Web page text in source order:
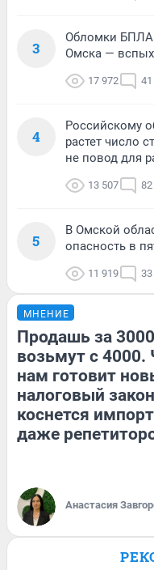
3
Обломки БПЛА
Омска —
17 972 41
4
Российскому
растет число
не повод для
13 507 82
5
В Омской
опасность в
11 919 33
МНЕНИЕ
Продашь за
возьмут с 4000.
нам готовит
налоговый
коснется
даже
Анастасия